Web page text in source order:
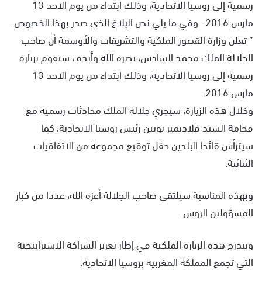
ا
ل
ر
و
ن
مارس 2016 . وفي ما يلي نص البلاغ الذي صدر بهذا الخصوص..
” تعلن وزارة القصور الملكية والتشريفات والأوسمة أن صاحب
الجلالة الملك محمد السادس، نصره الله وأيده ، سيقوم بزيارة
رسمية إلى روسيا الاتحادية، وذلك ابتداء من يوم الاحد 13
مارس 2016.
وخلال هذه الزيارة، سيجري جلالة الملك محادثات رسمية مع
فخامة السيد فلاديمير بوتين رئيس روسيا الاتحادية، كما
سيترأس قائدا البلدين حفل توقيع مجموعة من الاتفاقيات
الثنائية.
وبهذه المناسبة سيلتقي صاحب الجلالة أعزه الله، عددا من كبار
المسؤولين الروس.
وتندرج هذه الزيارة الملكية في إطار تعزيز الشراكة الاستراتيجية
التي تجمع المملكة المغربية بروسيا الاتحادية.